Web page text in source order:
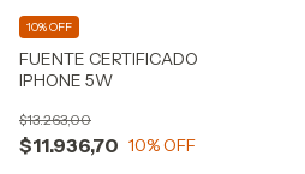
FUENTE CERTIFICADO
IPHONE 5W
$11.936,70
$13.263,00
10% OFF
10% OFF